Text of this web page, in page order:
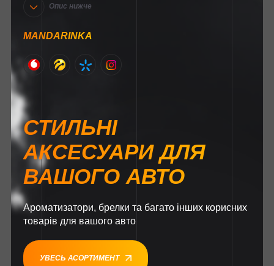
Опис нижче
MANDARINKA
СТИЛЬНІ
АКСЕСУАРИ ДЛЯ
ВАШОГО АВТО
Ароматизатори, брелки та багато інших корисних
товарів для вашого авто
УВЕСЬ АСОРТИМЕНТ